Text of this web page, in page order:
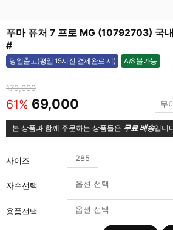
푸마 퓨처 7 프로 MG (10792703) 국
#
당일출고(평일 15시전 결제완료 시) A/S 불가능
불가능
179,000
61% 69,000 무
본 상품과 함께 주문하는 상품들은 무료 배송입니
사이즈 285
자수선택
용품선택